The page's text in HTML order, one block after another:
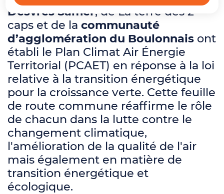
Desvres Samer, de La terre des 2
caps et de la communauté
d’agglomération du Boulonnais ont
établi le Plan Climat Air Énergie
Territorial (PCAET) en réponse à la loi
relative à la transition énergétique
pour la croissance verte. Cette feuille
de route commune réaffirme le rôle
de chacun dans la lutte contre le
changement climatique,
l'amélioration de la qualité de l'air
mais également en matière de
transition énergétique et
écologique.